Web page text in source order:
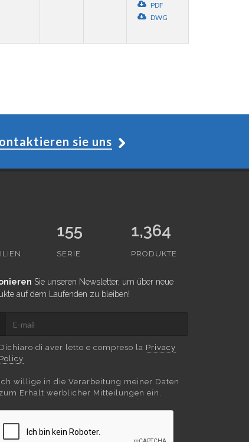
PDF
DWG
sie uns
155
SERIE
1,364
PRODUKTE
Sie unseren Newsletter, um über neue
auf dem Laufenden zu bleiben!
Dichiaro di aver letto e compreso la Privacy
Policy
Ich willige in die Verarbeitung meiner Daten
zum Erhalt werblicher Mitteilungen ein.